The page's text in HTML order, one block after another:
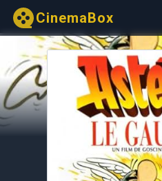
CinemaBox